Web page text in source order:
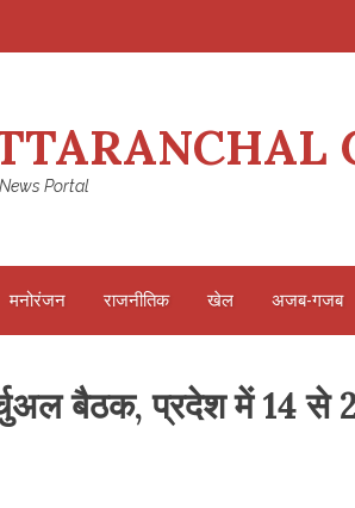
Portal
मनोरंजन राजनीतिक खेल अजब-गजब
बैठक, प्रदेश में 14 से